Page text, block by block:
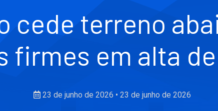
cede terreno
firmes em alta
23 de junho de 2026 • 23 de junho de 2026